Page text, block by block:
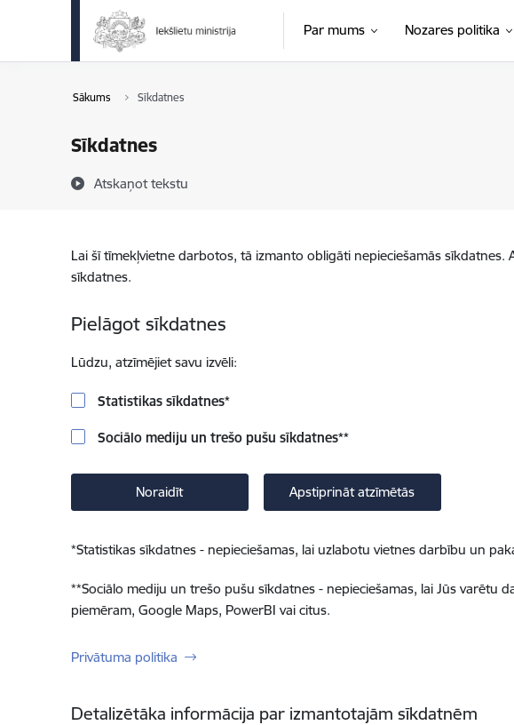
Pāriet uz lapas saturu
Par mums Nozares politika
Sākums Sīkdatnes
Sīkdatnes
Atskaņot tekstu
Lai šī tīmekļvietne darbotos, tā izmanto obligāti nepieciešamās
sīkdatnes.
Pielāgot sīkdatnes
Lūdzu, atzīmējiet savu izvēli:
Statistikas sīkdatnes*
Sociālo mediju un trešo pušu sīkdatnes**
Noraidīt Apstiprināt atzīmētās
*Statistikas sīkdatnes - nepieciešamas, lai uzlabotu vietnes darbību un
**Sociālo mediju un trešo pušu sīkdatnes - nepieciešamas, lai Jūs varētu
piemēram, Google Maps, PowerBI vai citus.
Privātuma politika
Detalizētāka informācija par izmantotajām sīkdatnēm